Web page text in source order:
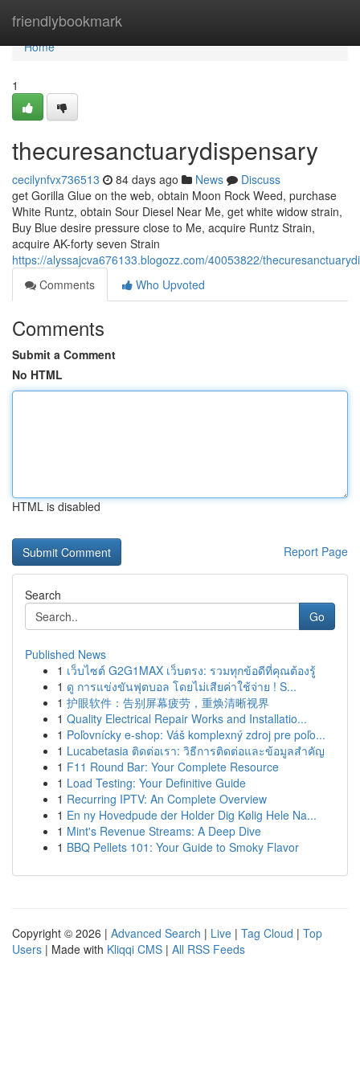
friendlybookmark
Home
Home
1
thecuresanctuarydispensary
cecilynfvx736513 84 days ago News
Discuss
get Gorilla Glue on the web, obtain Moon Rock Weed, purchase
White Runtz, obtain Sour Diesel Near Me, get white widow strain,
Buy Blue desire pressure close to Me, acquire Runtz Strain,
acquire AK-forty seven Strain
https://alyssajcva676133.blogozz.com/40053822/
Comments
Who Upvoted
Comments
Submit a Comment
No HTML
HTML is disabled
Report Page
Search
Go
Published News
1 เว็บไซต์ G2G1MAX เว็บตรง: รวมทุกข้อดีที่คุณต้องรู้
1 ดู การแข่งขันฟุตบอล โดยไม่เสียค่าใช้จ่าย ! S...
1 护眼软件：告别屏幕疲劳，重焕清晰视界
1 Quality Electrical Repair Works and Installatio...
1 Poľovnícky e-shop: Váš komplexný zdroj pre poľo...
1 Lucabetasia ติดต่อเรา: วิธีการติดต่อและข้อมูลสำคัญ
1 F11 Round Bar: Your Complete Resource
1 Load Testing: Your Definitive Guide
1 Recurring IPTV: An Complete Overview
1 En ny Hovedpude der Holder Dig Kølig Hele Na...
1 Mint's Revenue Streams: A Deep Dive
1 BBQ Pellets 101: Your Guide to Smoky Flavor
Copyright © 2026 | Advanced Search | Live | Tag Cloud | Top
Users | Made with Kliqqi CMS | All RSS Feeds